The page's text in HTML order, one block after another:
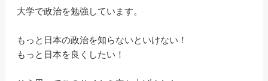
大学で政治を勉強しています。
もっと日本の政治を知らないといけない！
もっと日本を良くしたい！